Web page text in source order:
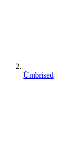
Ümbrised